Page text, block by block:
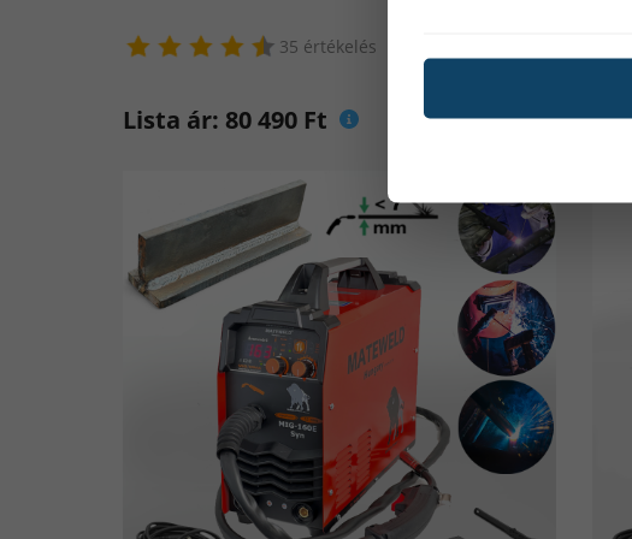
Mielőtt nagy beruházásba vágnánk a
rossz
Elsősorban mennyi az az
kizárólag a porbeles hegesztő árak
Egy teljesen új porbeles hegesztő
hegesztő elektróda pótlása idővel.
munkavédelmi eszközök
35 értékelés
Lista ár: 80 490 Ft